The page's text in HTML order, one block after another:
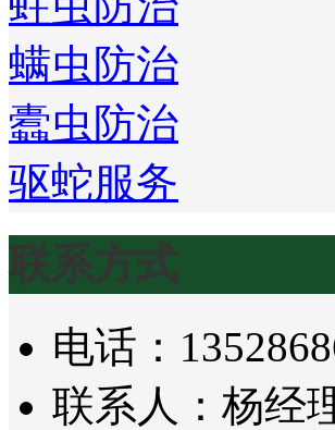
螨虫防治
蠹虫防治
驱蛇服务
联系方式
电话：
联系人：杨经